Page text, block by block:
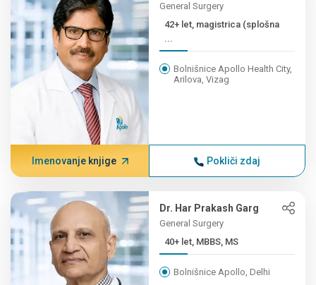
General Surgery
42+ let, magistrica (splošna
...
Bolnišnice Apollo Health City,
Arilova, Vizag
Imenovanje knjige Pokliči zdaj
Dr. Har Prakash Garg
General Surgery
40+ let, MBBS, MS
Bolnišnice Apollo, Delhi